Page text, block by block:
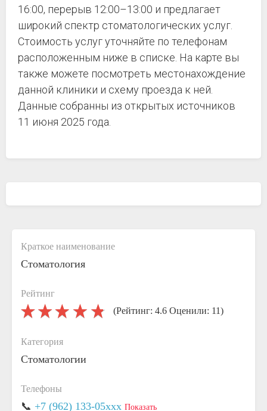
16:00, перерыв 12:00–13:00 и предлагает
широкий спектр стоматологических услуг.
Стоимость услуг уточняйте по телефонам
расположенным ниже в списке. На карте вы
также можете посмотреть местонахождение
данной клиники и схему проезда к ней.
Данные собранны из открытых источников
11 июня 2025 года.
Краткое наименование
Стоматология
Рейтинг
(Рейтинг: 4.6 Оценили: 11)
Категория
Стоматологии
Телефоны
📞 +7 (962) 133-05xxx Показать